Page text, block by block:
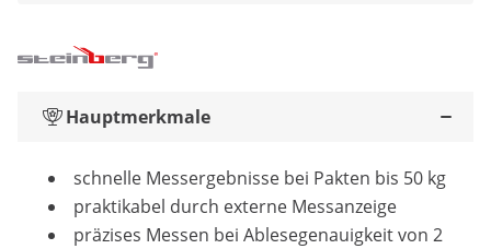
Hauptmerkmale
schnelle Messergebnisse bei Pakten bis 50 kg
praktikabel durch externe Messanzeige
präzises Messen bei Ablesegenauigkeit von 2